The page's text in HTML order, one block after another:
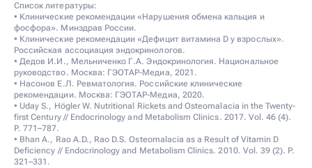
Список литературы:
• Клинические рекомендации «Нарушения обмена кальция и
фосфора». Минздрав России.
• Клинические рекомендации «Дефицит витамина D у взрослых».
Российская ассоциация эндокринологов.
• Дедов И.И., Мельниченко Г.А. Эндокринология. Национальное
руководство. Москва: ГЭОТАР-Медиа, 2021.
• Насонов Е.Л. Ревматология. Российские клинические
рекомендации. Москва: ГЭОТАР-Медиа, 2020.
• Uday S., Högler W. Nutritional Rickets and Osteomalacia in the Twenty-
first Century // Endocrinology and Metabolism Clinics. 2017. Vol. 46 (4).
P. 771–787.
• Bhan A., Rao A.D., Rao D.S. Osteomalacia as a Result of Vitamin D
Deficiency // Endocrinology and Metabolism Clinics. 2010. Vol. 39 (2). P.
321–331.